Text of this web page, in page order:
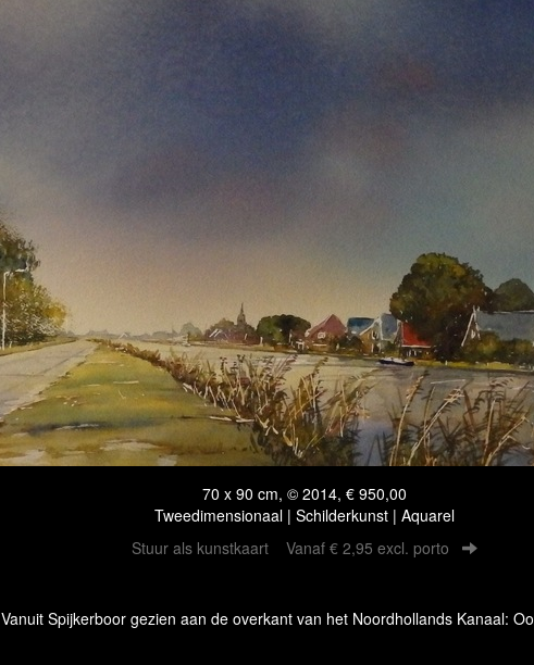
70 x 90 cm, © 2014, € 950,00
Tweedimensionaal | Schilderkunst | Aquarel
Stuur als kunstkaart Vanaf € 2,95 excl. porto
Vanuit Spijkerboor gezien aan de overkant van het Noordhollands Kanaal: